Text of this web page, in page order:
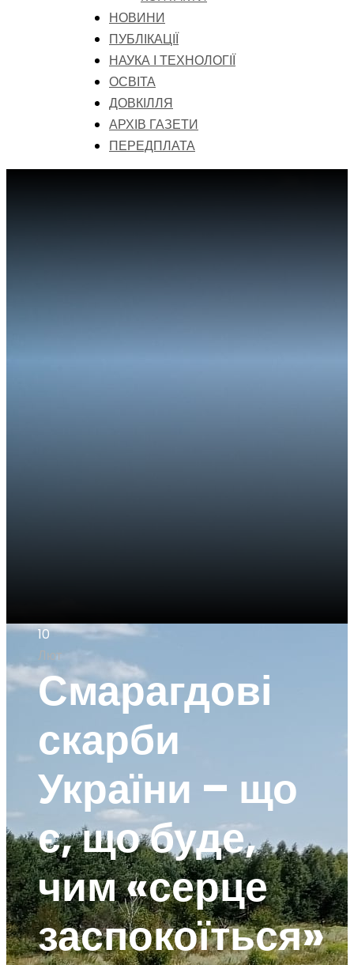
НОВИНИ
ПУБЛІКАЦІЇ
НАУКА І ТЕХНОЛОГІЇ
ОСВІТА
ДОВКІЛЛЯ
АРХІВ ГАЗЕТИ
ПЕРЕДПЛАТА
10
Лют
Смарагдові
скарби
України – що
є, що буде,
чим «серце
заспокоїться»